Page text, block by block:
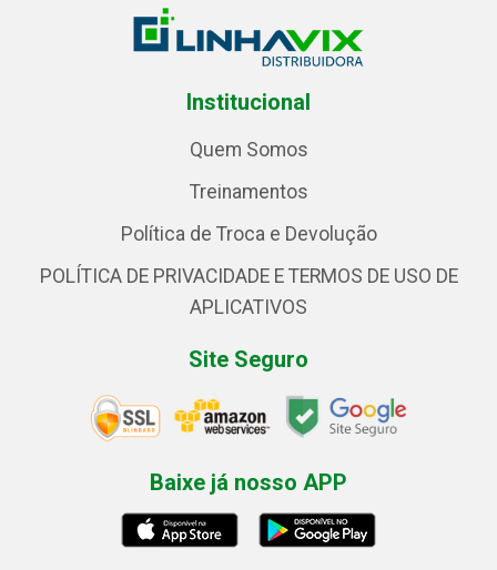
Institucional
Quem Somos
Treinamentos
Política de Troca e Devolução
POLÍTICA DE PRIVACIDADE E TERMOS DE USO DE
APLICATIVOS
Site Seguro
Baixe já nosso APP